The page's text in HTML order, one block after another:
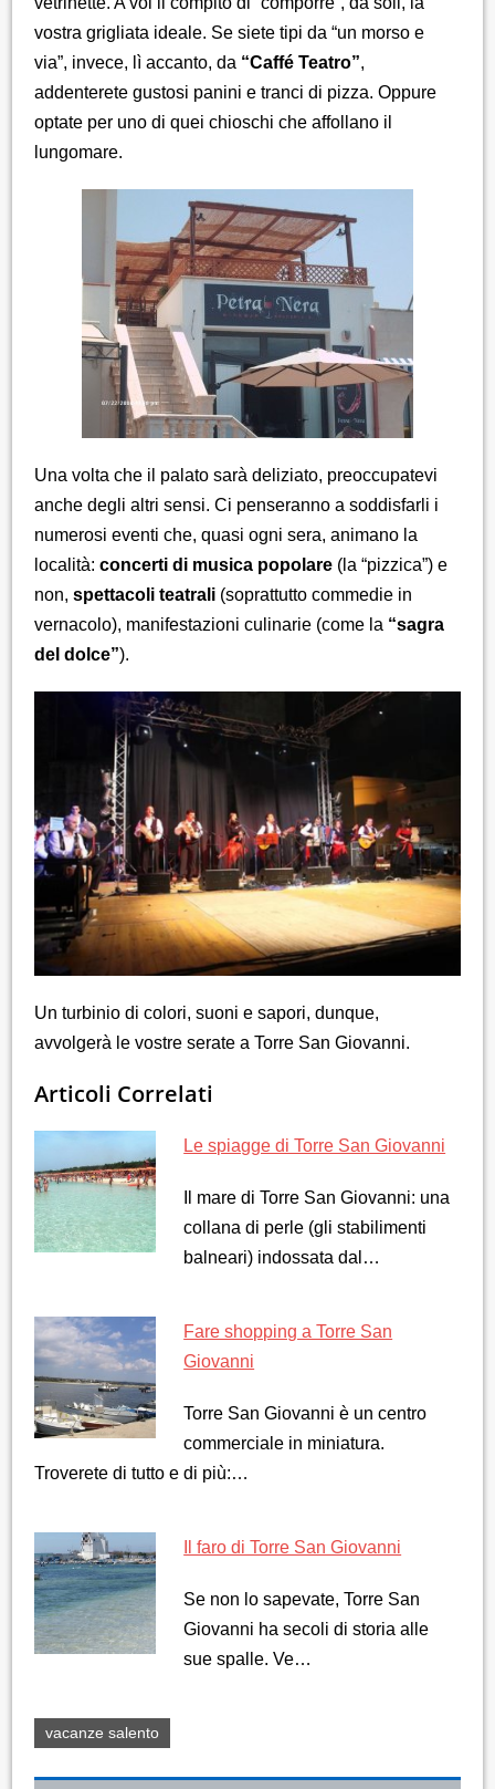
vostra grigliata ideale. Se siete tipi da “un morso e
via”, invece, lì accanto, da “Caffé Teatro”,
addenterete gustosi panini e tranci di pizza. Oppure
optate per uno di quei chioschi che affollano il
lungomare.
Una volta che il palato sarà deliziato, preoccupatevi
anche degli altri sensi. Ci penseranno a soddisfarli i
numerosi eventi che, quasi ogni sera, animano la
località:concerti di musica popolare (la “pizzica”) e
non,spettacoli teatrali (soprattutto commedie in
vernacolo), manifestazioni culinarie (come la “sagra
del dolce”).
Un turbinio di colori, suoni e sapori, dunque,
avvolgerà le vostre serate a Torre San Giovanni.
Articoli Correlati
Le spiagge di Torre San Giovanni
Il mare di Torre San Giovanni: una
collana di perle (gli stabilimenti
balneari) indossata dal…
Fare shopping a Torre San
Giovanni
Torre San Giovanni è un centro
commerciale in miniatura.
Troverete di tutto e di più:…
Il faro di Torre San Giovanni
Se non lo sapevate, Torre San
Giovanni ha secoli di storia alle
sue spalle. Ve…
vacanze salento